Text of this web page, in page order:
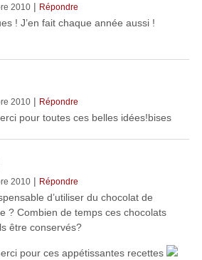
2010| Répondre
! J’en fait chaque année aussi !
2010| Répondre
pour toutes ces belles idées!bises
2010| Répondre
d’utiliser du chocolat de
? Combien de temps ces chocolats
être conservés?
pour ces appétissantes recettes